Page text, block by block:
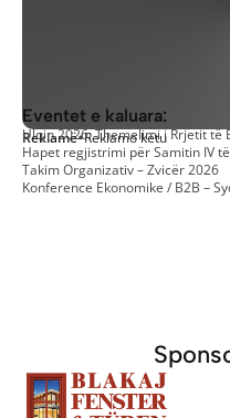
Reklamë•Reklamo këtu
Eventet e kaluara:
Ulqin 2026: Themelimi i Rrjetit të
Hapet regjistrimi për Samitin IV
Takim Organizativ – Zvicër 2026
Konference Ekonomike / B2B –